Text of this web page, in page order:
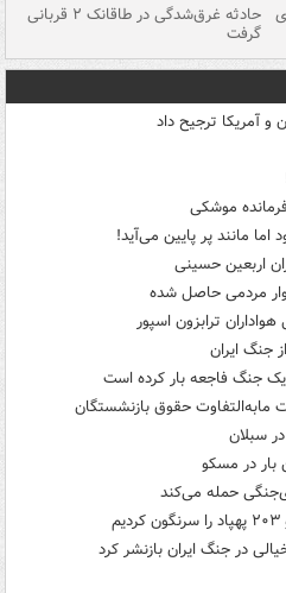
حادثه غرق‌شدگی در طاقانک ۲ قربانی
گرفت
و آمریکا ترجیح داد
موشکی
مانند پر پایین می‌آید!
اربعین حسینی
مردمی حاصل شده
ترابزون اسپور
جنگ ایران
یک جنگ فاجعه بار کرده است
مابه‌التفاوت حقوق بازنشستگان
سبلان
در مسکو
در جنگ ایران بازنشر کرد